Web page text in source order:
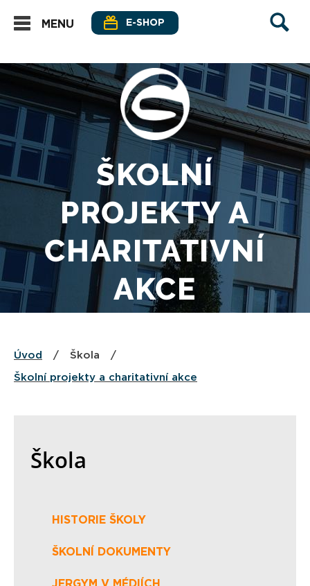
MENU E-SHOP
ŠKOLNÍ
PROJEKTY A
CHARITATIVNÍ
AKCE
Úvod / Škola /
Školní projekty a charitativní akce
Škola
HISTORIE ŠKOLY
ŠKOLNÍ DOKUMENTY